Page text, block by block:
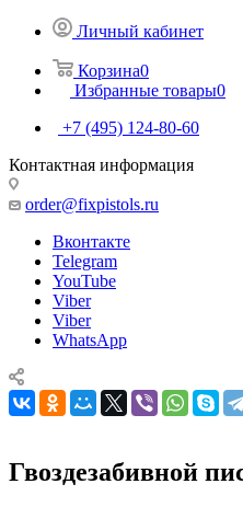
Личный кабинет
Корзина0
Избранные товары0
+7 (495) 124-80-60
Контактная информация
order@fixpistols.ru
Вконтакте
Telegram
YouTube
Viber
Viber
WhatsApp
Гвоздезабивной